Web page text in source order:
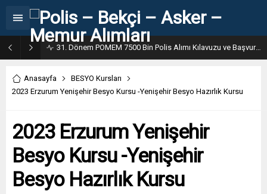
31. Dönem POMEM 7500 Bin Polis Alımı Kılavuzu ve Başvuru Ekranı
Anasayfa
BESYO Kursları
2023 Erzurum Yenişehir Besyo Kursu -Yenişehir Besyo Hazırlık Kursu
2023 Erzurum Yenişehir
Besyo Kursu -Yenişehir
Besyo Hazırlık Kursu